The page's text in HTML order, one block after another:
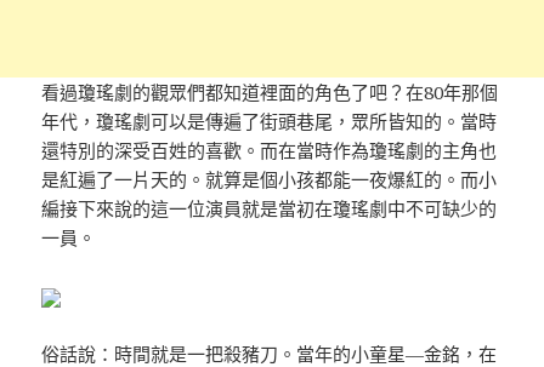
看過瓊瑤劇的觀眾們都知道裡面的角色了吧？在80年那個
年代，瓊瑤劇可以是傳遍了街頭巷尾，眾所皆知的。當時
還特別的深受百姓的喜歡。而在當時作為瓊瑤劇的主角也
是紅遍了一片天的。就算是個小孩都能一夜爆紅的。而小
編接下來說的這一位演員就是當初在瓊瑤劇中不可缺少的
一員。
俗話說：時間就是一把殺豬刀。當年的小童星—金銘，在